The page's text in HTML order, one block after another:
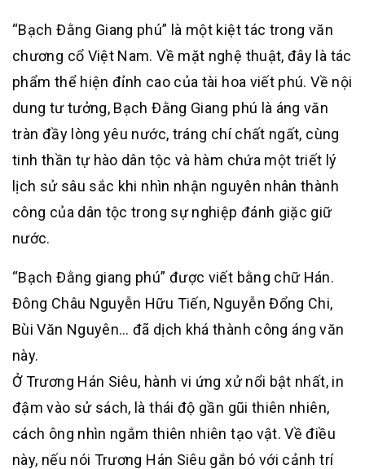
“Bạch Đằng Giang phú” là một kiệt tác trong văn
chương cổ Việt Nam. Về mặt nghệ thuật, đây là tác
phẩm thể hiện đỉnh cao của tài hoa viết phú. Về nội
dung tư tưởng, Bạch Đằng Giang phú là áng văn
tràn đầy lòng yêu nước, tráng chí chất ngất, cùng
tinh thần tự hào dân tộc và hàm chứa một triết lý
lịch sử sâu sắc khi nhìn nhận nguyên nhân thành
công của dân tộc trong sự nghiệp đánh giặc giữ
nước.
“Bạch Đằng giang phú” được viết bằng chữ Hán.
Đông Châu Nguyễn Hữu Tiến, Nguyễn Đổng Chi,
Bùi Văn Nguyên… đã dịch khá thành công áng văn
này.
Ở Trương Hán Siêu, hành vi ứng xử nổi bật nhất, in
đậm vào sử sách, là thái độ gần gũi thiên nhiên,
cách ông nhìn ngắm thiên nhiên tạo vật. Về điều
này, nếu nói Trương Hán Siêu gắn bó với cảnh trí